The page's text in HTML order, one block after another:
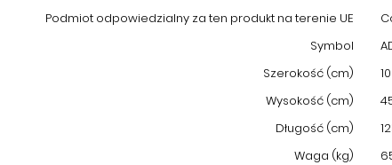
Podmiot odpowiedzialny za ten produkt na terenie UE
Symbol
Szerokość (cm)
Wysokość (cm)
Długość (cm)
Waga (kg)